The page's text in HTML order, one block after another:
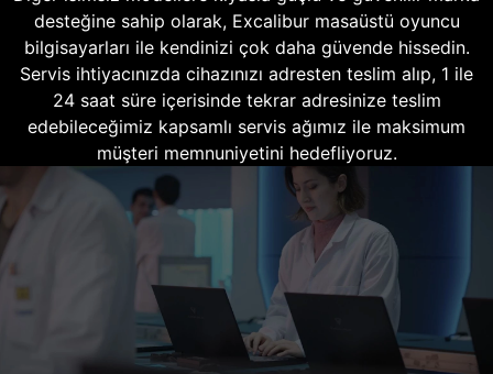
desteğine sahip olarak, Excalibur masaüstü oyuncu
bilgisayarları ile kendinizi çok daha güvende hissedin.
Servis ihtiyacınızda cihazınızı adresten teslim alıp, 1 ile
24 saat süre içerisinde tekrar adresinize teslim
edebileceğimiz kapsamlı servis ağımız ile maksimum
müşteri memnuniyetini hedefliyoruz.